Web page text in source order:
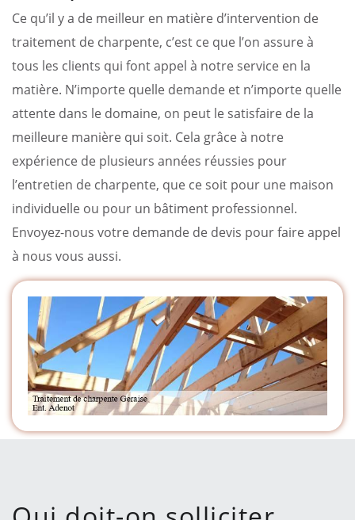
Ce qu’il y a de meilleur en matière d’intervention de
traitement de charpente, c’est ce que l’on assure à
tous les clients qui font appel à notre service en la
matière. N’importe quelle demande et n’importe quelle
attente dans le domaine, on peut le satisfaire de la
meilleure manière qui soit. Cela grâce à notre
expérience de plusieurs années réussies pour
l’entretien de charpente, que ce soit pour une maison
individuelle ou pour un bâtiment professionnel.
Envoyez-nous votre demande de devis pour faire appel
à nous vous aussi.